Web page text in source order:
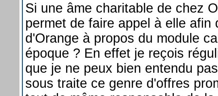
Si une âme charitable de chez
permet de faire appel à elle
d'Orange à propos du module
époque ? En effet je reçois
que je ne peux bien entendu
sous traite ce genre d'offres